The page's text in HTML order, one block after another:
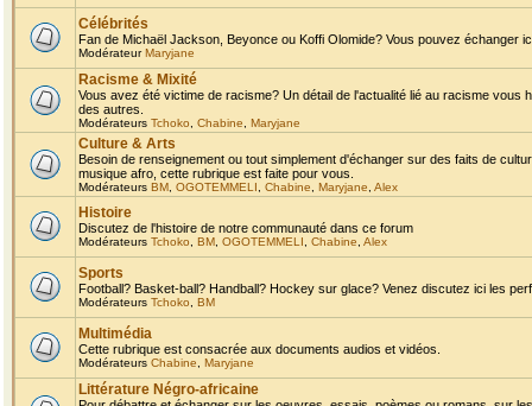
Célébrités
Fan de Michaël Jackson, Beyonce ou Koffi Olomide? Vous pouvez échanger
ModérateurMaryjane
Racisme & Mixité
Vous avez été victime de racisme? Un détail de l'actualité lié au racisme
des autres.
Modérateurs Tchoko Chabine Maryjane
Culture & Arts
Besoin de renseignement ou tout simplement d'échanger sur des faits de
musique afro, cette rubrique est faite pour vous.
Modérateurs BM OGOTEMMELI Chabine Maryjane Alex
Histoire
Discutez de l'histoire de notre communauté dans ce forum
Modérateurs Tchoko BM OGOTEMMELI Chabine Alex
Sports
Football? Basket-ball? Handball? Hockey sur glace? Venez discutez ici les
Modérateurs Tchoko BM
Multimédia
Cette rubrique est consacrée aux documents audios et vidéos.
Modérateurs Chabine Maryjane
Littérature Négro-africaine